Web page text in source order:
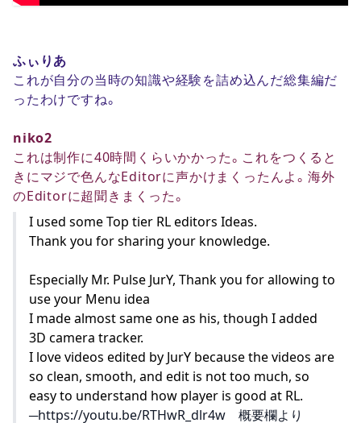
ふぃりあ
これが自分の当時の知識や経験を詰め込んだ総集編だ
ったわけですね。
niko2
これは制作に40時間くらいかかった。これをつくると
きにマジで色んなEditorに声かけまくったんよ。海外
のEditorに超聞きまくった。
I used some Top tier RL editors Ideas.
Thank you for sharing your knowledge.
Especially Mr. Pulse JurY, Thank you for allowing to
use your Menu idea
I made almost same one as his, though I added
3D camera tracker.
I love videos edited by JurY because the videos are
so clean, smooth, and edit is not too much, so
easy to understand how player is good at RL.
─https://youtu.be/RTHwR_dlr4w 概要欄より